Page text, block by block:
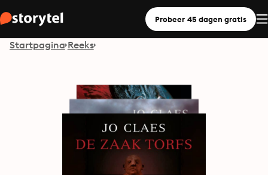
Probeer 45 dagen gratis
Startpagina Reeks